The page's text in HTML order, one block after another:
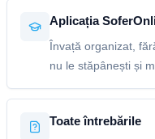
Aplicația
Învață organizat,
nu le stăpânești și
Toate întrebările